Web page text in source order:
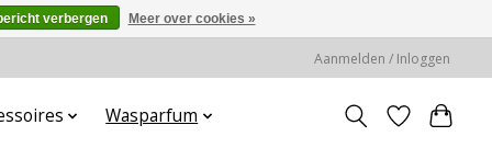
Aanmelden / Inloggen
Wasparfum
verbergen Meer over cookies »